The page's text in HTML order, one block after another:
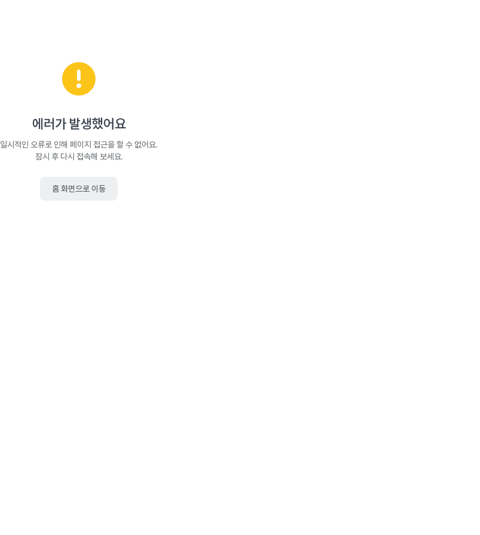
에러가 발생했어요
일시적인 오류로 인해 페이지 접근을 할 수 없어요.
잠시 후 다시 접속해 보세요.
홈 화면으로 이동